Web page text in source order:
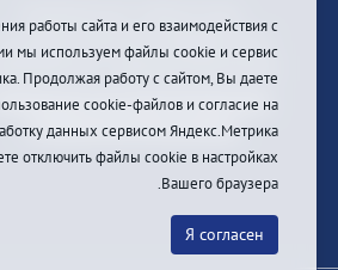
Тамбовское областное
государственное бюджетное
здравоохранения
ЦЕНТРАЛЬНАЯ
РАЙОННАЯ БОЛЬНИЦА»
работы сайта и его взаимодействия с
мы используем файлы cookie и сервис
Продолжая работу с сайтом, Вы даете
cookie-файлов и согласие на
данных сервисом Яндекс.Метрика.
отключить файлы cookie в настройках
Вашего браузера.
Я согласен